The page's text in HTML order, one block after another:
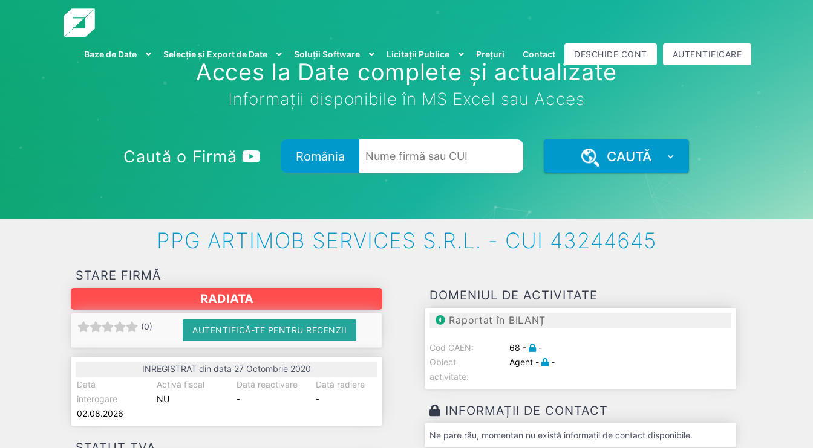
Baze de Date Selecție și Export de Date Soluții Software Licitații Publice Prețuri Contact DESCHIDE CONT AUTENTIFICARE
Acces la Date complete și actualizate
Informații disponibile în MS Excel sau Acces
Caută o Firmă România CAUTĂ
PPG ARTIMOB SERVICES S.R.L. - CUI 43244645
STARE FIRMĂ
RADIATA
(0) AUTENTIFICĂ-TE PENTRU RECENZII
INREGISTRAT din data 27 Octombrie 2020
Dată
interogare
02.08.2026
Activă fiscal
NU
Dată reactivare
-
Dată radiere
-
DOMENIUL DE ACTIVITATE
Raportat în BILANȚ
Cod CAEN: 68 -
-
Obiect
activitate:
Agent - -
INFORMAȚII DE CONTACT
Ne pare rău, momentan nu există informații de contact disponibile.